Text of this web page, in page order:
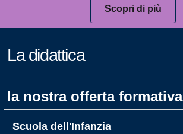
Scopri di più
La didattica
la nostra offerta formativa
Scuola dell'Infanzia